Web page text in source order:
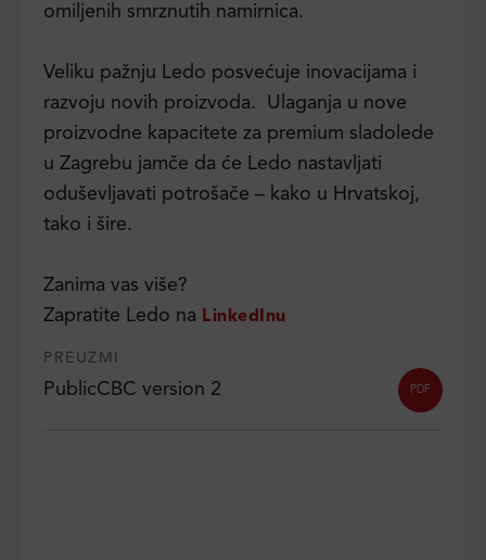
omiljenih smrznutih namirnica.
Veliku pažnju Ledo posvećuje inovacijama i
razvoju novih proizvoda. Ulaganja u nove
proizvodne kapacitete za premium sladolede
u Zagrebu jamče da će Ledo nastavljati
oduševljavati potrošače – kako u Hrvatskoj,
tako i šire.
Zanima vas više?
Zapratite Ledo na
LinkedInu
PREUZMI
PublicCBC version 2 PDF